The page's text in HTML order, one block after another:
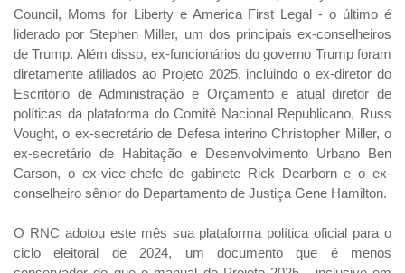
Council, Moms for Liberty e America First Legal - o último é
liderado por Stephen Miller, um dos principais ex-conselheiros
de Trump. Além disso, ex-funcionários do governo Trump foram
diretamente afiliados ao Projeto 2025, incluindo o ex-diretor do
Escritório de Administração e Orçamento e atual diretor de
políticas da plataforma do Comitê Nacional Republicano, Russ
Vought, o ex-secretário de Defesa interino Christopher Miller, o
ex-secretário de Habitação e Desenvolvimento Urbano Ben
Carson, o ex-vice-chefe de gabinete Rick Dearborn e o ex-
conselheiro sênior do Departamento de Justiça Gene Hamilton.
O RNC adotou este mês sua plataforma política oficial para o
ciclo eleitoral de 2024, um documento que é menos